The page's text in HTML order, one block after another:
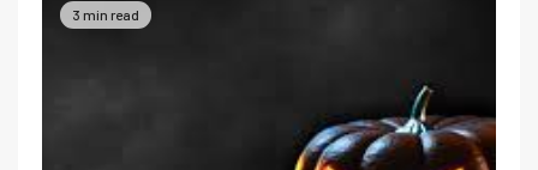
3 min read